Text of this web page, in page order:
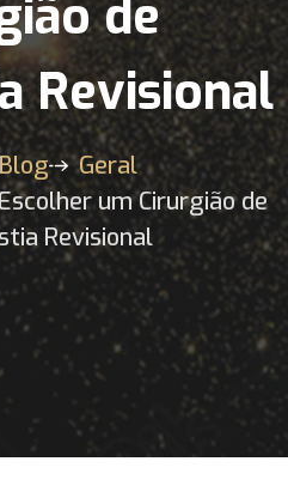
de
Revisional
Blog
Geral
um Cirurgião de
Revisional